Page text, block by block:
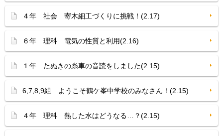
４年 社会 寄木細工づくりに挑戦！(2.17)
６年 理科 電気の性質と利用(2.16)
１年 たぬきの糸車の音読をしました(2.15)
6,7,8,9組 ようこそ鶴ケ峯中学校のみなさん！(2.15)
４年 理科 熱した水はどうなる…？(2.15)